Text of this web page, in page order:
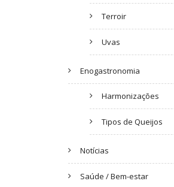
Terroir
Uvas
Enogastronomia
Harmonizações
Tipos de Queijos
Notícias
Saúde / Bem-estar